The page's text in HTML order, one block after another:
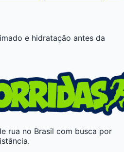
e hidratação antes da
rua no Brasil com busca por